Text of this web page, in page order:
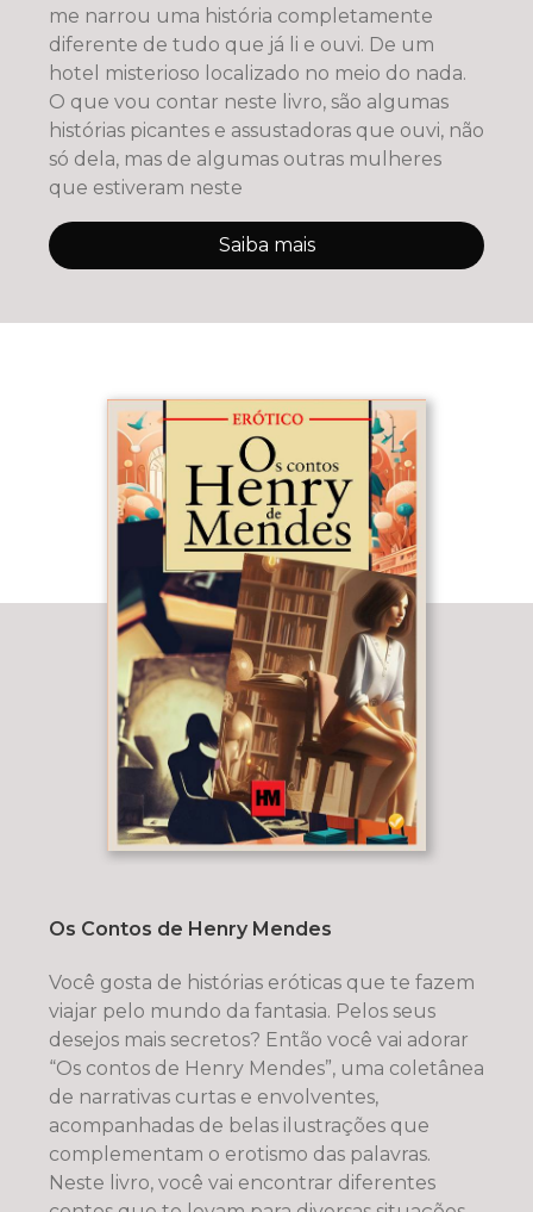
me narrou uma história completamente
diferente de tudo que já li e ouvi. De um
hotel misterioso localizado no meio do nada.
O que vou contar neste livro, são algumas
histórias picantes e assustadoras que ouvi, não
só dela, mas de algumas outras mulheres
que estiveram neste
Saiba mais
Os Contos de Henry Mendes
Você gosta de histórias eróticas que te fazem
viajar pelo mundo da fantasia. Pelos seus
desejos mais secretos? Então você vai adorar
“Os contos de Henry Mendes”, uma coletânea
de narrativas curtas e envolventes,
acompanhadas de belas ilustrações que
complementam o erotismo das palavras.
Neste livro, você vai encontrar diferentes